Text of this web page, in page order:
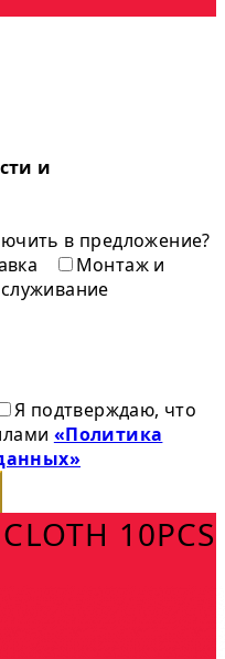
и
в предложение?
Монтаж и
Я подтверждаю, что
«Политика
10PCS